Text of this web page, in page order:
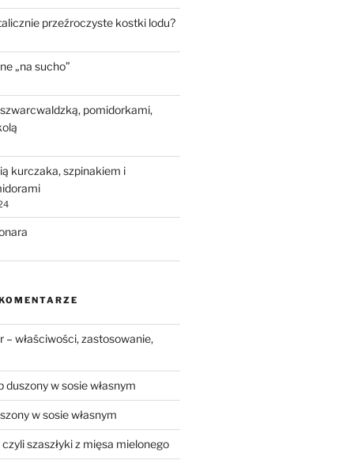
przeźroczyste kostki lodu?
„na sucho”
pomidorkami,
kurczaka, szpinakiem i
– właściwości, zastosowanie,
duszony w sosie własnym
w sosie własnym
szaszłyki z mięsa mielonego